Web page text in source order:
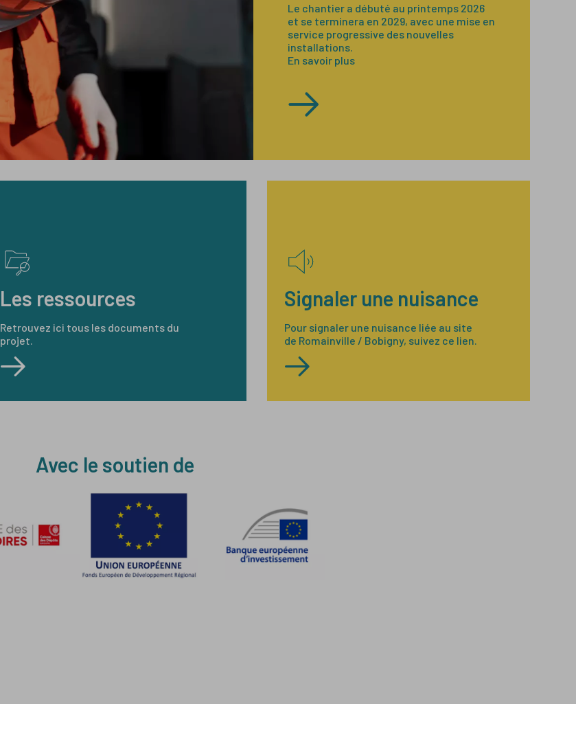
Le chantier a débuté au printemps 2026
et se terminera en 2029, avec une mise en
service progressive des nouvelles
installations.
En savoir plus
Les ressources
Retrouvez ici tous les documents du
projet.
Signaler une nuisance
Pour signaler une nuisance liée au site
de Romainville / Bobigny, suivez ce lien.
Avec le soutien de